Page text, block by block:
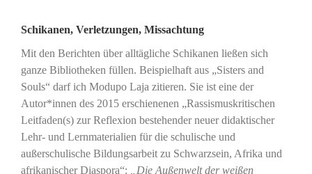
Schikanen, Verletzungen, Missachtung
Mit den Berichten über alltägliche Schikanen ließen sich
ganze Bibliotheken füllen. Beispielhaft aus „Sisters and
Souls“ darf ich Modupo Laja zitieren. Sie ist eine der
Autor*innen des 2015 erschienenen „Rassismuskritischen
Leitfaden(s) zur Reflexion bestehender neuer didaktischer
Lehr- und Lernmaterialien für die schulische und
außerschulische Bildungsarbeit zu Schwarzsein, Afrika und
afrikanischer Diaspora“:
„Die Außenwelt der weißen